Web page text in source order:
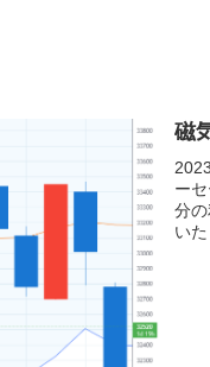
磁
ー
分
い